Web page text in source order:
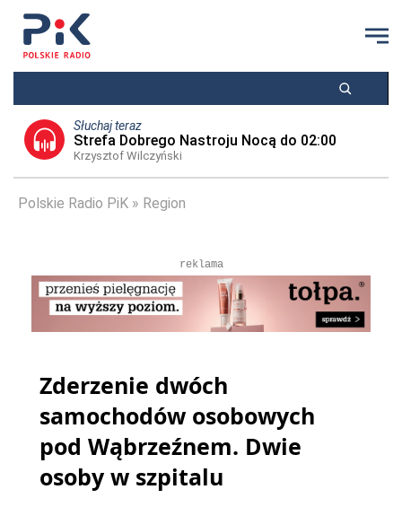
Słuchaj teraz
Strefa Dobrego Nastroju Nocą do 02:00
Krzysztof Wilczyński
Polskie Radio PiK Region
reklama
Zderzenie dwóch
samochodów osobowych
pod Wąbrzeźnem. Dwie
osoby w szpitalu